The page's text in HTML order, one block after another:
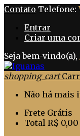
Contato Telefone:
Entrar
Criar uma
Seja bem-vindo(a),
shopping_cart
Não há mais
Frete Grátis
Total R$ 0,00